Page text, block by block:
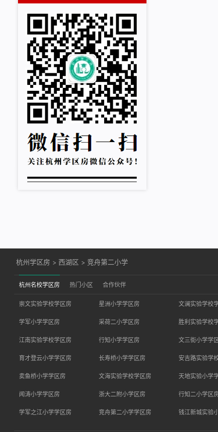
杭州学区房 > 西湖区 >竞舟第二小学
杭州名校学区房 热门小区 合作伙伴
崇文实验学校学区房 星洲小学学区房 文澜实验学校
学军小学学区房 采荷二小学区房 胜利实验学校
江南实验学校学区房 行知小学学区房 文三街小学学
育才登云小学学区房 长寿桥小学学区房 安吉路实验学
卖鱼桥小学学区房 文海实验学校学区房 天地实验小学
闻涛小学学区房 浙大二附小学区房 行知二小学区
学军之江小学学区房 竞舟第二小学学区房 钱江新城实验